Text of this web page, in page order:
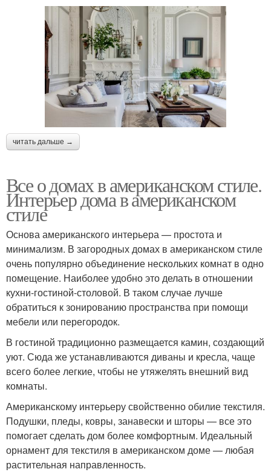
читать дальше →
Все о домах в американском стиле.
Интерьер дома в американском
стиле
Основа американского интерьера — простота и
минимализм. В загородных домах в американском стиле
очень популярно объединение нескольких комнат в одно
помещение. Наиболее удобно это делать в отношении
кухни-гостиной-столовой. В таком случае лучше
обратиться к зонированию пространства при помощи
мебели или перегородок.
В гостиной традиционно размещается камин, создающий
уют. Сюда же устанавливаются диваны и кресла, чаще
всего более легкие, чтобы не утяжелять внешний вид
комнаты.
Американскому интерьеру свойственно обилие текстиля.
Подушки, пледы, ковры, занавески и шторы — все это
помогает сделать дом более комфортным. Идеальный
орнамент для текстиля в американском доме — любая
растительная направленность.